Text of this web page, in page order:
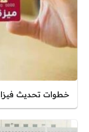
خطوات تحديث